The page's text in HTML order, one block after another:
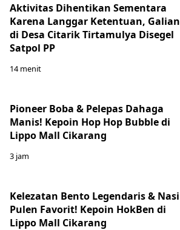
Aktivitas Dihentikan Sementara
Karena Langgar Ketentuan, Galian
di Desa Citarik Tirtamulya Disegel
Satpol PP
14 menit
Pioneer Boba & Pelepas Dahaga
Manis! Kepoin Hop Hop Bubble di
Lippo Mall Cikarang
3 jam
Kelezatan Bento Legendaris & Nasi
Pulen Favorit! Kepoin HokBen di
Lippo Mall Cikarang